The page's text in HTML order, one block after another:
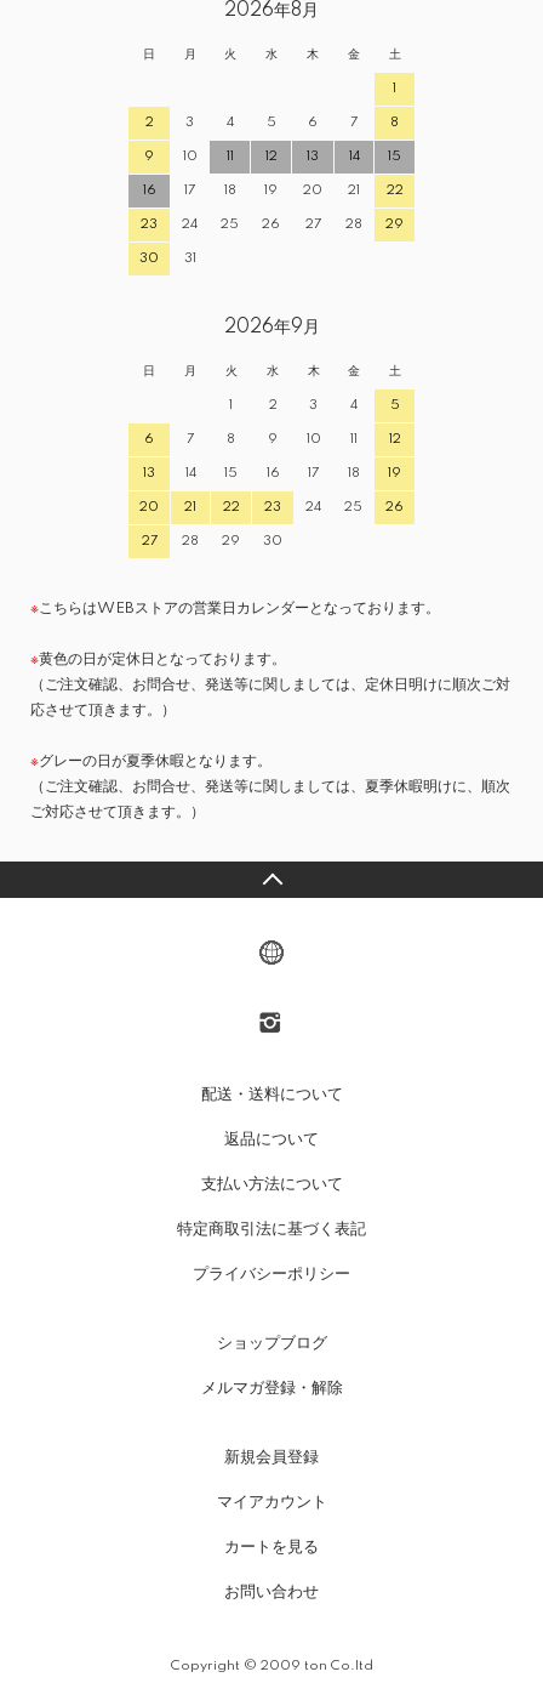
2026年8月
日 月 火 水 木 金 土
1
2 3 4 5 6 7 8
9 10 11 12 13 14 15
16 17 18 19 20 21 22
23 24 25 26 27 28 29
30 31
2026年9月
日 月 火 水 木 金 土
1 2 3 4 5
6 7 8 9 10 11 12
13 14 15 16 17 18 19
20 21 22 23 24 25 26
27 28 29 30
※こちらはWEBストアの営業日カレンダーとなっております。
※黄色の日が定休日となっております。
（ご注文確認、お問合せ、発送等に関しましては、定休日明けに順次ご対
応させて頂きます。）
※グレーの日が夏季休暇となります。
（ご注文確認、お問合せ、発送等に関しましては、夏季休暇明けに、順次
ご対応させて頂きます。）
配送・送料について
返品について
支払い方法について
特定商取引法に基づく表記
プライバシーポリシー
ショップブログ
メルマガ登録・解除
新規会員登録
マイアカウント
カートを見る
お問い合わせ
Copyright © 2009 ton Co.ltd